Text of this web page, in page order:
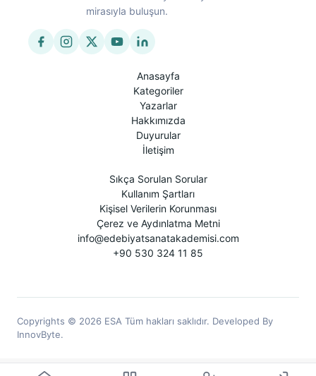
mirasıyla buluşun.
Anasayfa
Kategoriler
Yazarlar
Hakkımızda
Duyurular
İletişim
Sıkça Sorulan Sorular
Kullanım Şartları
Kişisel Verilerin Korunması
Çerez ve Aydınlatma Metni
info@edebiyatsanatakademisi.com
+90 530 324 11 85
Copyrights © 2026 ESA Tüm hakları saklıdır. Developed By
InnovByte.